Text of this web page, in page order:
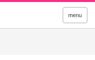
menu